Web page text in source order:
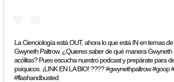
La Cienciología está OUT, ahora lo que está IN en temas
Gwyneth Paltrow. ¿Quieres saber de qué manera
acólitas? Pues escucha nuestro podcast y prepárate para
psíquicos. ¡LINK EN LA BIO! ???? #gwynethpaltrow
#flashandbusted